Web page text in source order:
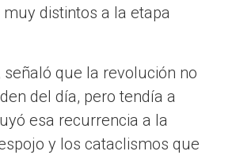
distintos a la etapa
señaló que la revolución no
del día, pero tendía a
esa recurrencia a la
y los cataclismos que